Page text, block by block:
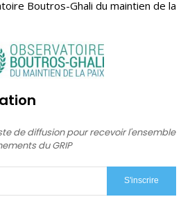
Boutros-Ghali du maintien de la
de diffusion pour recevoir l'ensemble
du GRIP
S'inscrire